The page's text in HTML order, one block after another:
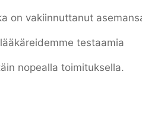
on vakiinnuttanut
testaamia
nopealla toimituksella.